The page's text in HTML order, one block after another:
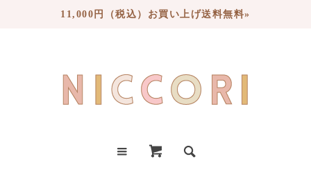
11,000円（税込）お買い上げ送料無料»